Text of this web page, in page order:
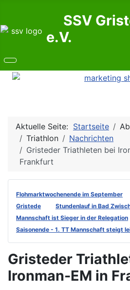
SSV
e.V.
Aktuelle Seite: Startseite
Triathlon
Nachrichten
Gristeder Triathleten bei
Frankfurt
Flohmarktwochenende im September
Gristede
Stundenlauf in Bad
Mannschaft ist Sieger in der Relegation
Saisonende - 1. TT Mannschaft steigt
Gristeder
Ironman-EM in